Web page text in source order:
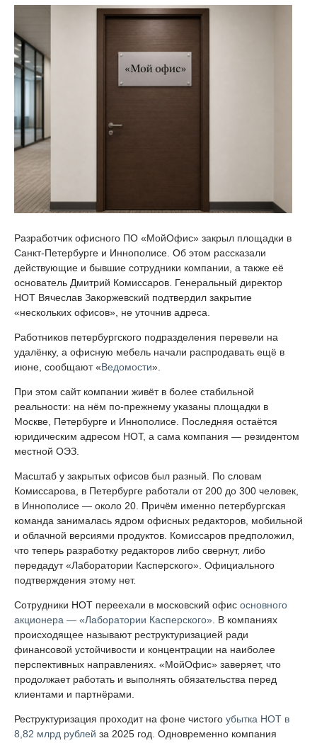
Разработчик офисного ПО «МойОфис» закрыл площадки в
Санкт-Петербурге и Иннополисе. Об этом рассказали
действующие и бывшие сотрудники компании, а также её
основатель Дмитрий Комиссаров. Генеральный директор
НОТ Вячеслав Закоржевский подтвердил закрытие
«нескольких офисов», не уточнив адреса.
Работников петербургского подразделения перевели на
удалёнку, а офисную мебель начали распродавать ещё в
июне, сообщают «Ведомости».
При этом сайт компании живёт в более стабильной
реальности: на нём по-прежнему указаны площадки в
Москве, Петербурге и Иннополисе. Последняя остаётся
юридическим адресом НОТ, а сама компания — резидентом
местной ОЭЗ.
Масштаб у закрытых офисов был разный. По словам
Комиссарова, в Петербурге работали от 200 до 300 человек,
в Иннополисе — около 20. Причём именно петербургская
команда занималась ядром офисных редакторов, мобильной
и облачной версиями продуктов. Комиссаров предположил,
что теперь разработку редакторов либо свернут, либо
передадут «Лаборатории Касперского». Официального
подтверждения этому нет.
Сотрудники НОТ переехали в московский офис основного
акционера — «Лаборатории Касперского». В компаниях
происходящее называют реструктуризацией ради
финансовой устойчивости и концентрации на наиболее
перспективных направлениях. «МойОфис» заверяет, что
продолжает работать и выполнять обязательства перед
клиентами и партнёрами.
Реструктуризация проходит на фоне чистого убытка НОТ в
8,82 млрд рублей за 2025 год. Одновременно компания